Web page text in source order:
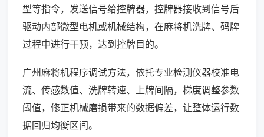
型等指令，发送信号给控牌器，控牌器接收到信号后
驱动内部微型电机或机械结构，在麻将机洗牌、码牌
过程中进行干预，达到控牌目的。
广州麻将机程序调试方法，依托专业检测仪器校准电
流、传感数值、洗牌转速、上牌间隔，梯度调整参数
阈值，修正机械磨损带来的数据偏差，让整体运行数
据回归均衡区间。